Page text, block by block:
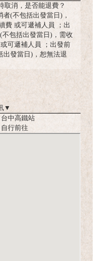
取消，是否能退費？
者(不包括出發當日)，
費 或可遞補人員 ；出
不包括出發當日)，需收
可遞補人員 ；出發前
出發當日)，恕無法退
▼
台中高鐵站
自行前往